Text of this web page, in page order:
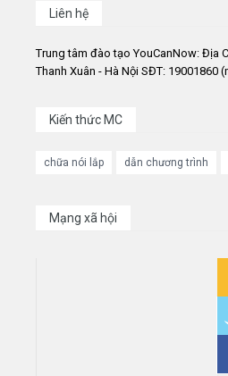
Liên hệ
Trung tâm đào tạo YouCanNow: Địa
Thanh Xuân - Hà Nội SĐT: 19001860
Kiến thức MC
chữa nói lắp dẫn chương trình
Mạng xã hội